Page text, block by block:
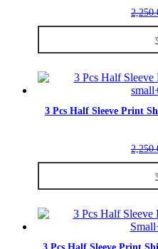
3 Pcs Half Sleeve Print